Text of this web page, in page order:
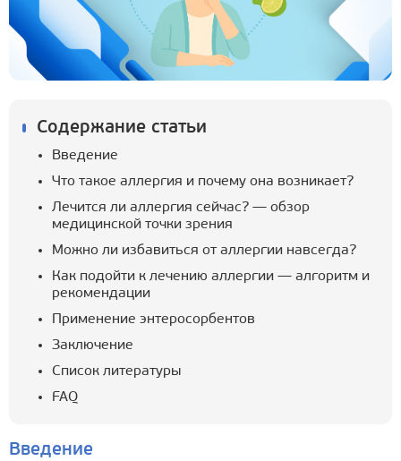
Содержание статьи
Введение
Что такое аллергия и почему она возникает?
Лечится ли аллергия сейчас? — обзор
медицинской точки зрения
Можно ли избавиться от аллергии навсегда?
Как подойти к лечению аллергии — алгоритм и
рекомендации
Применение энтеросорбентов
Заключение
Список литературы
FAQ
Введение